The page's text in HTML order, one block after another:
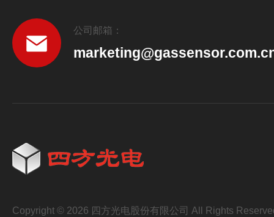
公司邮箱：
Copyright © 2026 四方光电股份有限公司 All Rights